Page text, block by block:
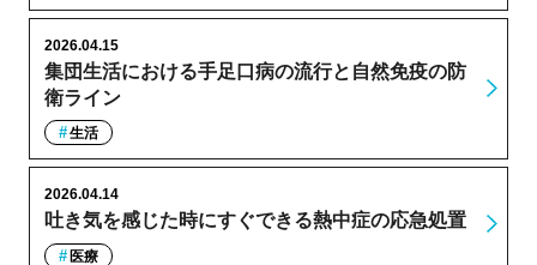
集団生活における手足口病の流行と自然免疫の防
衛ライン
2026.04.15
生活
吐き気を感じた時にすぐできる熱中症の応急処置
2026.04.14
医療